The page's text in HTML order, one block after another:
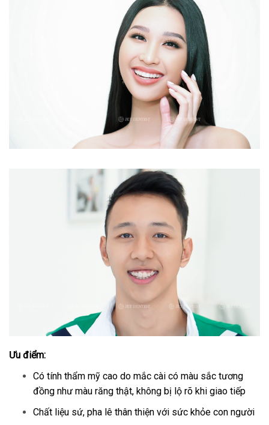
Ưu điểm:
Có tính thẩm mỹ cao do mắc cài có màu sắc tương
đồng như màu răng thật, không bị lộ rõ khi giao tiếp
Chất liệu sứ, pha lê thân thiện với sức khỏe con người